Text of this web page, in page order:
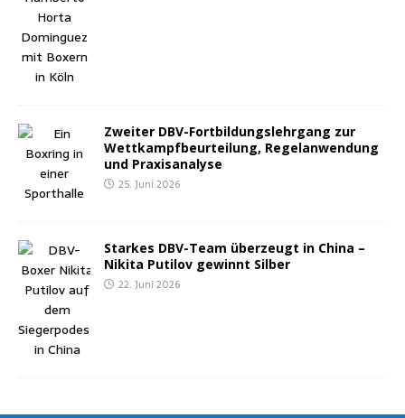
Zwei­ter DBV-Fort­bil­dungs­lehr­gang zur
Wett­kampf­be­ur­tei­lung, Regel­an­wen­dung
und Praxisanalyse
25. Juni 2026
Star­kes DBV-Team über­zeugt in Chi­na –
Niki­ta Puti­l­ov gewinnt Silber
22. Juni 2026